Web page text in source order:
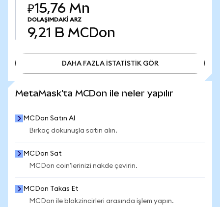
₽15,76 Mn
DOLAŞIMDAKI ARZ
9,21 B MCDon
DAHA FAZLA İSTATİSTİK GÖR
MetaMask'ta MCDon ile neler yapılır
MCDon Satın Al
Birkaç dokunuşla satın alın.
MCDon Sat
MCDon coin'lerinizi nakde çevirin.
MCDon Takas Et
MCDon ile blokzincirleri arasında işlem yapın.